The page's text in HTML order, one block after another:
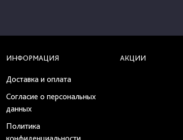
ИНФОРМАЦИЯ
Доставка и оплата
Согласие о персональных
данных
Политика
АКЦИИ